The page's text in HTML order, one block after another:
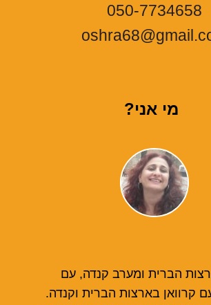
050-7734658
מי אני?
הברית ומערב קנדה, עם
קרוואן בארצות הברית וקנדה.